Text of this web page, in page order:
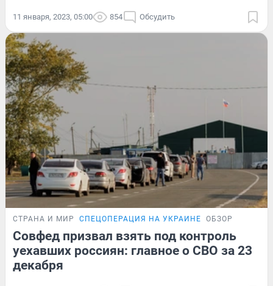
11 января, 2023, 05:00 854 Обсудить
СТРАНА И МИР СПЕЦОПЕРАЦИЯ НА УКРАИНЕ ОБЗОР
Совфед призвал взять под контроль
уехавших россиян: главное о СВО за 23
декабря